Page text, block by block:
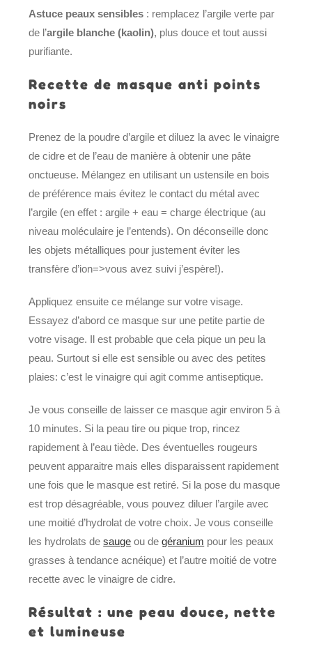
Astuce peaux sensibles : remplacez l’argile verte par
de l’argile blanche (kaolin), plus douce et tout aussi
purifiante.
Recette de masque anti points
noirs
Prenez de la poudre d’argile et diluez la avec le vinaigre
de cidre et de l’eau de manière à obtenir une pâte
onctueuse. Mélangez en utilisant un ustensile en bois
de préférence mais évitez le contact du métal avec
l’argile (en effet : argile + eau = charge électrique (au
niveau moléculaire je l’entends). On déconseille donc
les objets métalliques pour justement éviter les
transfère d’ion=>vous avez suivi j’espère!).
Appliquez ensuite ce mélange sur votre visage.
Essayez d’abord ce masque sur une petite partie de
votre visage. Il est probable que cela pique un peu la
peau. Surtout si elle est sensible ou avec des petites
plaies: c’est le vinaigre qui agit comme antiseptique.
Je vous conseille de laisser ce masque agir environ 5 à
10 minutes. Si la peau tire ou pique trop, rincez
rapidement à l’eau tiède. Des éventuelles rougeurs
peuvent apparaitre mais elles disparaissent rapidement
une fois que le masque est retiré. Si la pose du masque
est trop désagréable, vous pouvez diluer l’argile avec
une moitié d’hydrolat de votre choix. Je vous conseille
les hydrolats desauge ou degéranium pour les peaux
grasses à tendance acnéique) et l’autre moitié de votre
recette avec le vinaigre de cidre.
Résultat : une peau douce, nette
et lumineuse